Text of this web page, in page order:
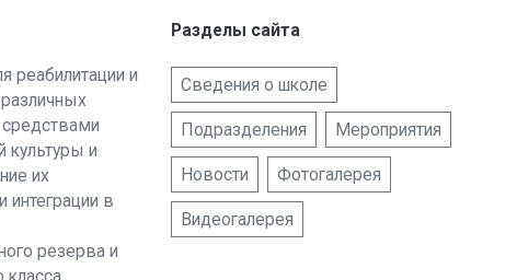
реабилитации и
средствами
культуры и
их
интеграции в
резерва и
Разделы сайта
Сведения о школе
Подразделения Мероприятия
Новости Фотогалерея
Видеогалерея